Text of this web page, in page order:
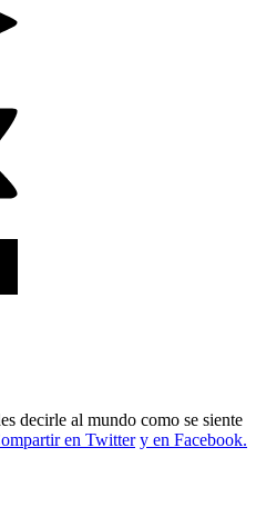
decirle al mundo como se siente
en Twitter y en Facebook.